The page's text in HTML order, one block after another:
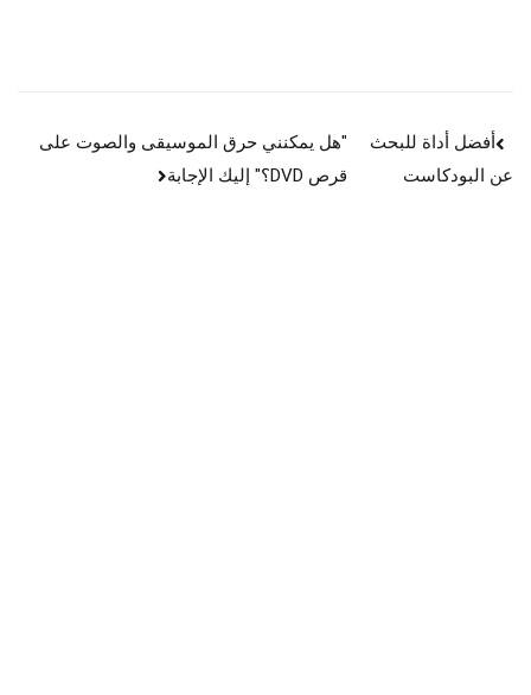
التنقل
بين
أفضل أداة للبحث
عن البودكاست
"هل يمكنني حرق الموسيقى والصوت على
قرص DVD؟" إليك الإجابة